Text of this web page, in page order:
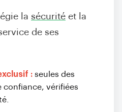
la sécurité et la
de ses
: seules des
confiance, vérifiées